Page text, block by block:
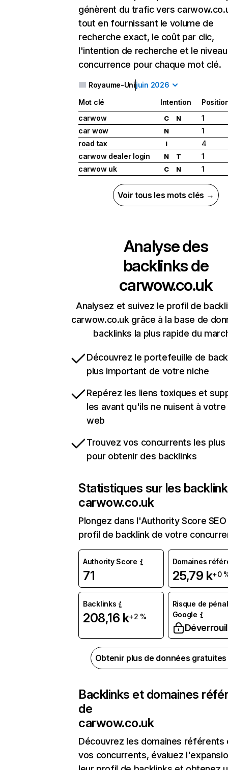
génèrent du trafic vers
tout en fournissant le volume de
recherche exact, le coût par clic,
l'intention de recherche et le
concurrence pour chaque mot clé.
Royaume-Unijuin 2026
Mot clé Intention
carwow
C N
1
car wow
N
1
road tax
I
4
carwow dealer login
N T
1
carwow uk
C N 1
Voir tous les mots clés →
Analyse des
backlinks de
carwow.co.uk
Analysez et suivez le profil de
carwow.co.uk grâce à la base de
backlinks la plus rapide du
Découvrez le portefeuille de
plus important de votre niche
Repérez les liens toxiques et
les avant qu'ils ne nuisent à
web
Trouvez vos concurrents les
pour obtenir des backlinks
Statistiques sur les
carwow.co.uk
Plongez dans l'Authority Score
profil de backlink de votre
Authority Score
71
Domaines
25,79 k+0
Backlinks
208,16 k+2 %
Risque de
Google
Obtenir plus de données
Backlinks et domaines
de
carwow.co.uk
Découvrez les domaines référents
vos concurrents, évaluez